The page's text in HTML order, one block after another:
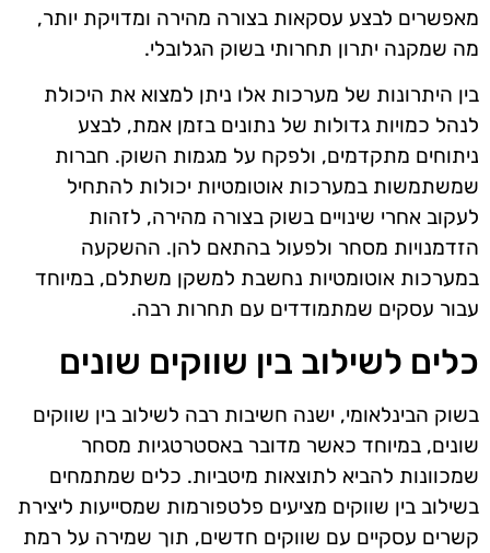
מאפשרים לבצע עסקאות בצורה מהירה ומדויקת יותר,
מה שמקנה יתרון תחרותי בשוק הגלובלי.
בין היתרונות של מערכות אלו ניתן למצוא את היכולת
לנהל כמויות גדולות של נתונים בזמן אמת, לבצע
ניתוחים מתקדמים, ולפקח על מגמות השוק. חברות
שמשתמשות במערכות אוטומטיות יכולות להתחיל
לעקוב אחרי שינויים בשוק בצורה מהירה, לזהות
הזדמנויות מסחר ולפעול בהתאם להן. ההשקעה
במערכות אוטומטיות נחשבת למשקן משתלם, במיוחד
עבור עסקים שמתמודדים עם תחרות רבה.
כלים לשילוב בין שווקים שונים
בשוק הבינלאומי, ישנה חשיבות רבה לשילוב בין שווקים
שונים, במיוחד כאשר מדובר באסטרטגיות מסחר
שמכוונות להביא לתוצאות מיטביות. כלים שמתמחים
בשילוב בין שווקים מציעים פלטפורמות שמסייעות ליצירת
קשרים עסקיים עם שווקים חדשים, תוך שמירה על רמת